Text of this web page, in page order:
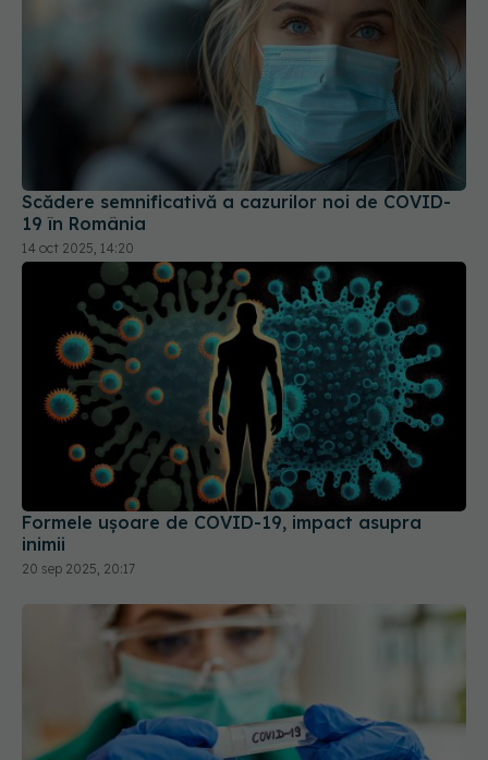
Scădere semnificativă a cazurilor noi de COVID-
19 în România
14 oct 2025, 14:20
Formele ușoare de COVID-19, impact asupra
inimii
20 sep 2025, 20:17